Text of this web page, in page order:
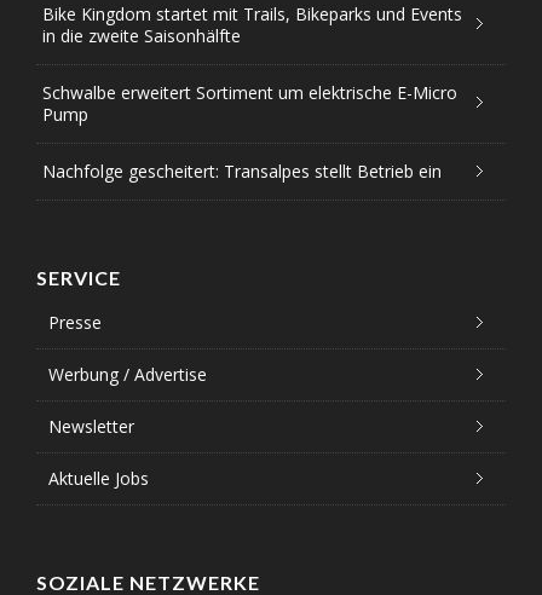
Bike Kingdom startet mit Trails, Bikeparks und Events
in die zweite Saisonhälfte
Schwalbe erweitert Sortiment um elektrische E-Micro
Pump
Nachfolge gescheitert: Transalpes stellt Betrieb ein
SERVICE
Presse
Werbung / Advertise
Newsletter
Aktuelle Jobs
SOZIALE NETZWERKE